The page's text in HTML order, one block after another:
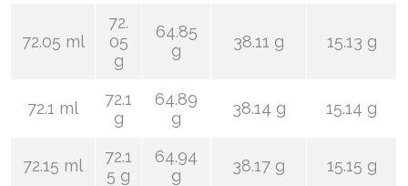
72.05 ml
72.
05
g
64.85
g
38.11 g 15.13 g
72.1 ml
72.1
g
64.89
g
38.14 g 15.14 g
72.15 ml
72.1
5 g
64.94
g
38.17 g 15.15 g